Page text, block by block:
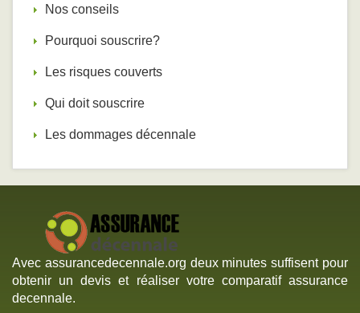
Nos conseils
Pourquoi souscrire?
Les risques couverts
Qui doit souscrire
Les dommages décennale
Avec assurancedecennale.org deux minutes suffisent pour
obtenir un devis et réaliser votre comparatif assurance
decennale.